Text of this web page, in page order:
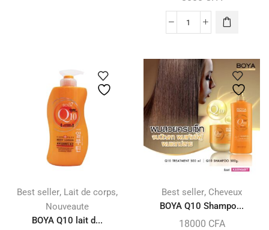
Best seller, Lait de corps,
Nouveaute
BOYA Q10 lait d...
Best seller, Cheveux
BOYA Q10 Shampo...
18000 CFA